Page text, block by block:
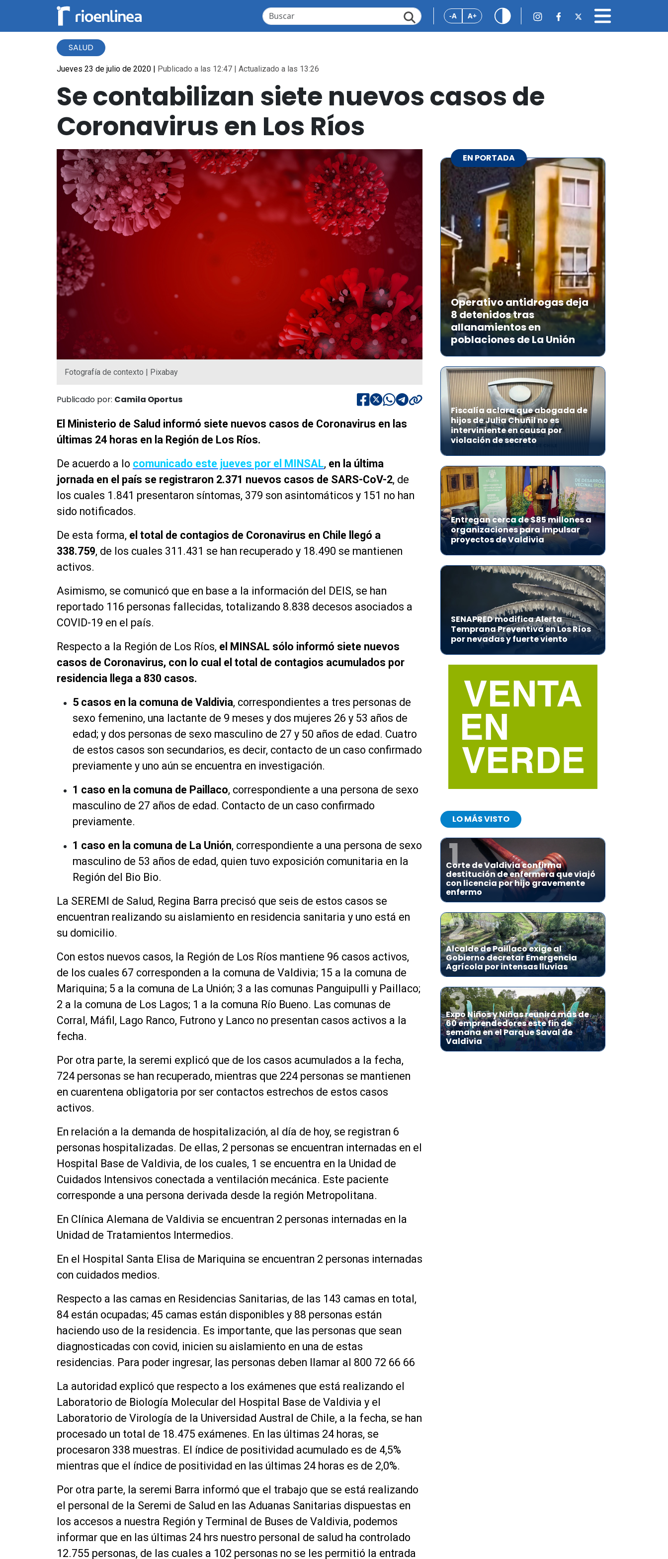
-A A+
SALUD
Jueves 23 de julio de 2020 | Publicado a las 12:47 | Actualizado a las 13:26
Se contabilizan siete nuevos casos de
Coronavirus en Los Ríos
Fotografía de contexto | Pixabay
Publicado por: Camila Oportus
El Ministerio de Salud informó siete nuevos casos de Coronavirus en las
últimas 24 horas en la Región de Los Ríos.
De acuerdo a lo comunicado este jueves por el MINSAL, en la última
jornada en el país se registraron 2.371 nuevos casos de SARS-CoV-2, de
los cuales 1.841 presentaron síntomas, 379 son asintomáticos y 151 no han
sido notificados.
De esta forma, el total de contagios de Coronavirus en Chile llegó a
338.759, de los cuales 311.431 se han recuperado y 18.490 se mantienen
activos.
Asimismo, se comunicó que en base a la información del DEIS, se han
reportado 116 personas fallecidas, totalizando 8.838 decesos asociados a
COVID-19 en el país.
Respecto a la Región de Los Ríos, el MINSAL sólo informó siete nuevos
casos de Coronavirus, con lo cual el total de contagios acumulados por
residencia llega a 830 casos.
5 casos en la comuna de Valdivia, correspondientes a tres personas de
sexo femenino, una lactante de 9 meses y dos mujeres 26 y 53 años de
edad; y dos personas de sexo masculino de 27 y 50 años de edad. Cuatro
de estos casos son secundarios, es decir, contacto de un caso confirmado
previamente y uno aún se encuentra en investigación.
1 caso en la comuna de Paillaco, correspondiente a una persona de sexo
masculino de 27 años de edad. Contacto de un caso confirmado
previamente.
1 caso en la comuna de La Unión, correspondiente a una persona de sexo
masculino de 53 años de edad, quien tuvo exposición comunitaria en la
Región del Bio Bio.
La SEREMI de Salud, Regina Barra precisó que seis de estos casos se
encuentran realizando su aislamiento en residencia sanitaria y uno está en
su domicilio.
Con estos nuevos casos, la Región de Los Ríos mantiene 96 casos activos,
de los cuales 67 corresponden a la comuna de Valdivia; 15 a la comuna de
Mariquina; 5 a la comuna de La Unión; 3 a las comunas Panguipulli y Paillaco;
2 a la comuna de Los Lagos; 1 a la comuna Río Bueno. Las comunas de
Corral, Máfil, Lago Ranco, Futrono y Lanco no presentan casos activos a la
fecha.
Por otra parte, la seremi explicó que de los casos acumulados a la fecha,
724 personas se han recuperado, mientras que 224 personas se mantienen
en cuarentena obligatoria por ser contactos estrechos de estos casos
activos.
En relación a la demanda de hospitalización, al día de hoy, se registran 6
personas hospitalizadas. De ellas, 2 personas se encuentran internadas en el
Hospital Base de Valdivia, de los cuales, 1 se encuentra en la Unidad de
Cuidados Intensivos conectada a ventilación mecánica. Este paciente
corresponde a una persona derivada desde la región Metropolitana.
En Clínica Alemana de Valdivia se encuentran 2 personas internadas en la
Unidad de Tratamientos Intermedios.
En el Hospital Santa Elisa de Mariquina se encuentran 2 personas internadas
con cuidados medios.
Respecto a las camas en Residencias Sanitarias, de las 143 camas en total,
84 están ocupadas; 45 camas están disponibles y 88 personas están
haciendo uso de la residencia. Es importante, que las personas que sean
diagnosticadas con covid, inicien su aislamiento en una de estas
residencias. Para poder ingresar, las personas deben llamar al 800 72 66 66
La autoridad explicó que respecto a los exámenes que está realizando el
Laboratorio de Biología Molecular del Hospital Base de Valdivia y el
Laboratorio de Virología de la Universidad Austral de Chile, a la fecha, se han
procesado un total de 18.475 exámenes. En las últimas 24 horas, se
procesaron 338 muestras. El índice de positividad acumulado es de 4,5%
mientras que el índice de positividad en las últimas 24 horas es de 2,0%.
Por otra parte, la seremi Barra informó que el trabajo que se está realizando
el personal de la Seremi de Salud en las Aduanas Sanitarias dispuestas en
los accesos a nuestra Región y Terminal de Buses de Valdivia, podemos
informar que en las últimas 24 hrs nuestro personal de salud ha controlado
12.755 personas, de las cuales a 102 personas no se les permitió la entrada
EN PORTADA
Operativo antidrogas deja
8 detenidos tras
allanamientos en
poblaciones de La Unión
Fiscalía aclara que abogada de
hijos de Julia Chuñil no es
interviniente en causa por
violación de secreto
Entregan cerca de $85 millones a
organizaciones para impulsar
proyectos de Valdivia
SENAPRED modifica Alerta
Temprana Preventiva en Los Ríos
por nevadas y fuerte viento
LO MÁS VISTO
1
Corte de Valdivia confirma
destitución de enfermera que viajó
con licencia por hijo gravemente
enfermo
2
Alcalde de Paillaco exige al
Gobierno decretar Emergencia
Agrícola por intensas lluvias
3
Expo Niños y Niñas reunirá más de
60 emprendedores este fin de
semana en el Parque Saval de
Valdivia